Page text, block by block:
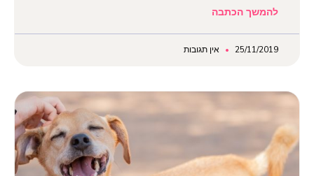
להמשך הכתבה
25/11/2019 אין תגובות